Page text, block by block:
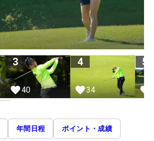
3
40
4
34
5
年間日程 ポイント・成績